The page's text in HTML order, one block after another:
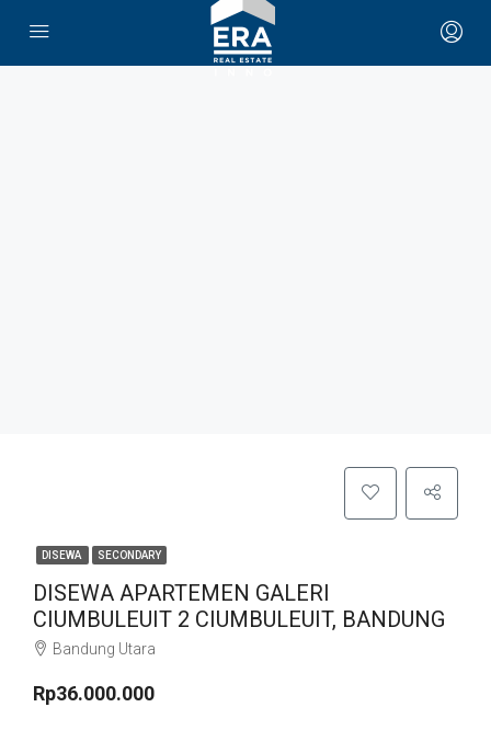
DISEWA SECONDARY
DISEWA APARTEMEN GALERI
CIUMBULEUIT 2 CIUMBULEUIT, BANDUNG
Bandung Utara
Rp36.000.000